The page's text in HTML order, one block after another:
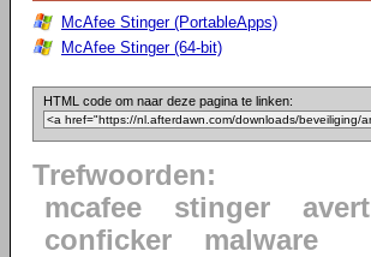
McAfee Stinger (PortableApps)
McAfee Stinger (64-bit)
HTML code om naar deze pagina te linken:
Trefwoorden:
mcafee
stinger avert
conficker
malware